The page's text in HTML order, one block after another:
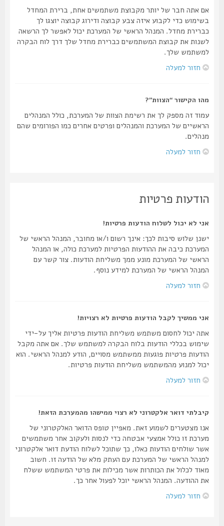
אם אתה חבר של יותר מקבוצת משתמשים אחת, ברירת המחדל
בשימוש כדי לקבוע איזה צבע קבוצה ודירוג קבוצה יוצגו לך
כברירת מחדל. המנהל הראשי של המערכת יכול לאפשר לך הרשאה
לשנות את קבוצת המשתמשים כברירת מחדל שלך דרך לוח הבקרה
למשתמש שלך.
חזור למעלה
מהו הקישור “הצוות”?
עמוד זה מספק לך את רשימת הצוות של המערכת, כולל המנהלים
הראשיים של המערכת והמנהלים ופרטים אחרים כמו הפורומים שהם
מנהלים.
חזור למעלה
הודעות פרטיות
אני לא יכול לשלוח הודעות פרטיות!
ישנן שלוש סיבות לכך: אינך רשום ו/או מחובר, המנהל הראשי של
המערכת כיבה את ההודעות הפרטיות למערכת כולה, או המנהל
הראשי של המערכת מונע ממך משליחת הודעות. צור קשר עם
המנהל הראשי של המערכת למידע נוסף.
חזור למעלה
אני ממשיך לקבל הודעות פרטיות לא רצויות!
אתה יכול לחסום משתמש משליחת הודעות פרטיות אליך על-ידי
שימוש בכללי הודעות בלוח הבקרה למשתמש שלך. אם אתה מקבל
הודעות פרטיות פוגעות ממשתמש מסויים, הודע למנהל הראשי. הוא
יכול למנוע מהמשתמש משליחת הודעות פרטיות.
חזור למעלה
קיבלתי דואר אלקטרוני לא רצוי ממישהו מהמערכת הזאת!
אנו מצטערים לשמוע זאת. מאפיין טופס הדואר האלקטרוני של
מערכת זו כולל אמצעי אבטחה כדי לנסות ולעקוב אחר משתמשים
אשר שולחים הודעות כאלו, כך שתוכל לשלוח הודעת דואר אלקטרוני
למנהל הראשי של המערכת עם העתק מלא של הודעה זו. חשוב
מאוד לכלול את הכותרות אשר מכילות את פרטי המשתמש ששלח
את ההודעה. המנהל הראשי יוכל לפעול אחר כך.
חזור למעלה